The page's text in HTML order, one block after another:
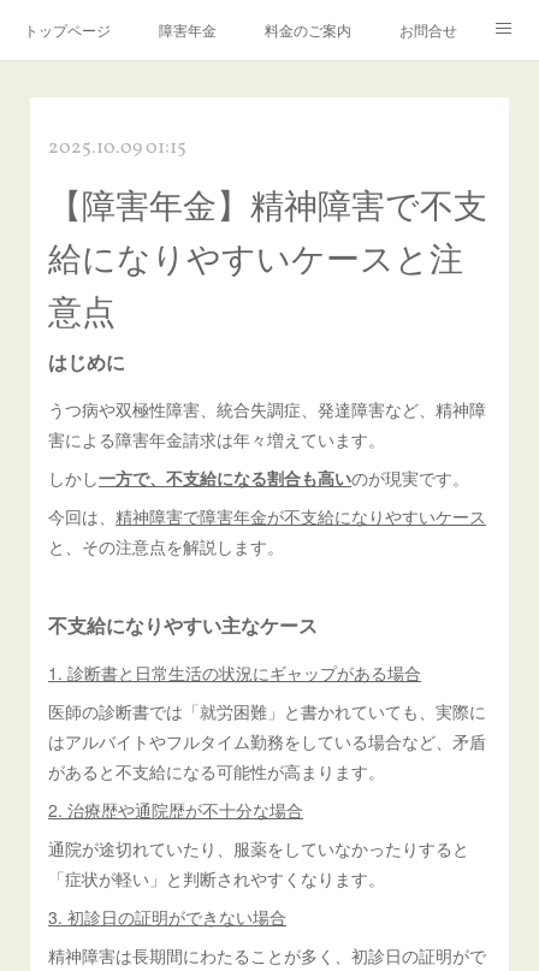
トップページ 障害年金 料金のご案内 お問合せ
2025.10.09 01:15
【障害年金】精神障害で不支
給になりやすいケースと注
意点
はじめに
うつ病や双極性障害、統合失調症、発達障害など、精神障
害による障害年金請求は年々増えています。
しかし一方で、不支給になる割合も高いのが現実です。
今回は、精神障害で障害年金が不支給になりやすいケース
と、その注意点を解説します。
不支給になりやすい主なケース
1. 診断書と日常生活の状況にギャップがある場合
医師の診断書では「就労困難」と書かれていても、実際に
はアルバイトやフルタイム勤務をしている場合など、矛盾
があると不支給になる可能性が高まります。
2. 治療歴や通院歴が不十分な場合
通院が途切れていたり、服薬をしていなかったりすると
「症状が軽い」と判断されやすくなります。
3. 初診日の証明ができない場合
精神障害は長期間にわたることが多く、初診日の証明がで